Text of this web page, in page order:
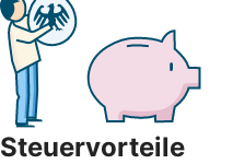
Steuervorteile